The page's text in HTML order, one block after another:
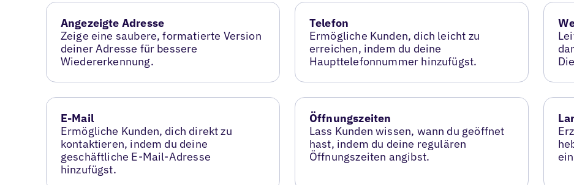
Angezeigte Adresse
Zeige eine saubere, formatierte Version
deiner Adresse für bessere
Wiedererkennung.
Telefon
Ermögliche Kunden, dich leicht zu
erreichen, indem du deine
Haupttelefonnummer hinzufügst.
E-Mail
Ermögliche Kunden, dich direkt zu
kontaktieren, indem du deine
geschäftliche E-Mail-Adresse
hinzufügst.
Öffnungszeiten
Lass Kunden wissen, wann du geöffnet
hast, indem du deine regulären
Öffnungszeiten angibst.